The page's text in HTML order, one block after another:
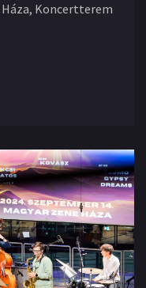
Háza, Koncertterem